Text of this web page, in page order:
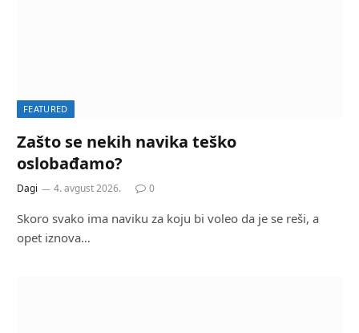
FEATURED
Zašto se nekih navika teško
oslobađamo?
Dagi 4. avgust 2026. 0
Skoro svako ima naviku za koju bi voleo da je se reši, a
opet iznova…